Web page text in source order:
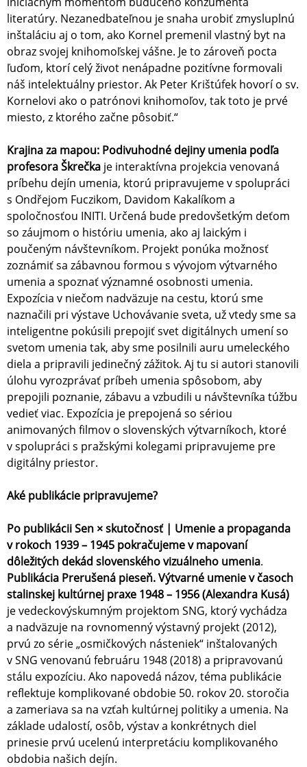
literatúry. Nezanedbateľnou je snaha urobiť zmysluplnú
inštaláciu aj o tom, ako Kornel premenil vlastný byt na
obraz svojej knihomoľskej vášne. Je to zároveň pocta
ľuďom, ktorí celý život nenápadne pozitívne formovali
náš intelektuálny priestor. Ak Peter Krištúfek hovorí o sv.
Kornelovi ako o patrónovi knihomoľov, tak toto je prvé
miesto, z ktorého začne pôsobiť.“
Krajina za mapou: Podivuhodné dejiny umenia podľa
profesora Škrečka je interaktívna projekcia venovaná
príbehu dejín umenia, ktorú pripravujeme v spolupráci
s Ondřejom Fuczikom, Davidom Kakalíkom a
spoločnosťou INITI. Určená bude predovšetkým deťom
so záujmom o históriu umenia, ako aj laickým i
poučeným návštevníkom. Projekt ponúka možnosť
zoznámiť sa zábavnou formou s vývojom výtvarného
umenia a spoznať významné osobnosti umenia.
Expozícia v niečom nadväzuje na cestu, ktorú sme
naznačili pri výstave Uchovávanie sveta, už vtedy sme sa
inteligentne pokúsili prepojiť svet digitálnych umení so
svetom umenia tak, aby sme posilnili auru umeleckého
diela a pripravili jedinečný zážitok. Aj tu si autori stanovili
úlohu vyrozprávať príbeh umenia spôsobom, aby
prepojili poznanie, zábavu a vzbudili u návštevníka túžbu
vedieť viac. Expozícia je prepojená so sériou
animovaných filmov o slovenských výtvarníkoch, ktoré
v spolupráci s pražskými kolegami pripravujeme pre
digitálny priestor.
Aké publikácie pripravujeme?
Po publikácii Sen × skutočnosť | Umenie a propaganda
v rokoch 1939 – 1945 pokračujeme v mapovaní
dôležitých dekád slovenského vizuálneho umenia.
Publikácia Prerušená pieseň.Výtvarné umenie v časoch
stalinskej kultúrnej praxe 1948 – 1956 (Alexandra Kusá)
je vedeckovýskumným projektom SNG, ktorý vychádza
a nadväzuje na rovnomenný výstavný projekt (2012),
prvú zo série „osmičkových násteniek“ inštalovaných
v SNG venovanú februáru 1948 (2018) a pripravovanú
stálu expozíciu. Ako napovedá názov, téma publikácie
reflektuje komplikované obdobie 50. rokov 20. storočia
a zameriava sa na vzťah kultúrnej politiky a umenia. Na
základe udalostí, osôb, výstav a konkrétnych diel
prinesie prvú ucelenú interpretáciu komplikovaného
obdobia našich dejín.